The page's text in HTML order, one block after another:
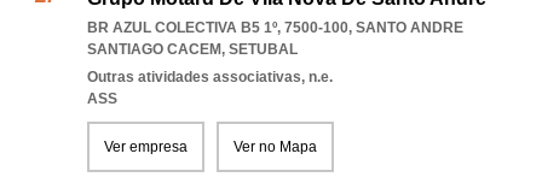
BR AZUL COLECTIVA B5 1º, 7500-100, SANTO ANDRE
SANTIAGO CACEM, SETUBAL
Outras atividades associativas, n.e.
ASS
Ver empresa Ver no Mapa